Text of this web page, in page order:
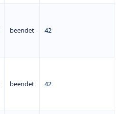
beendet 42
beendet 42